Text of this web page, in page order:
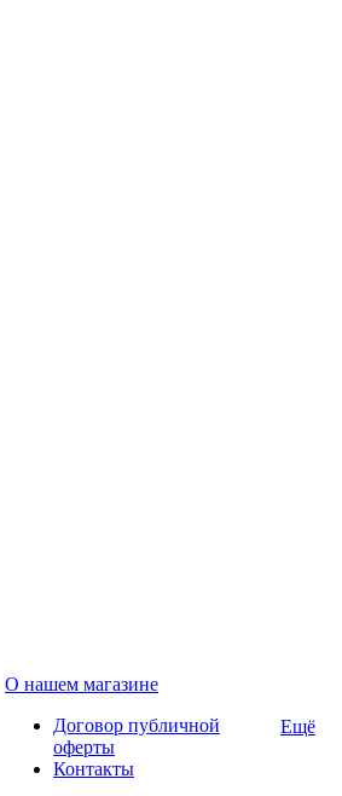
О нашем магазине
Договор публичной
оферты
Контакты
Ещё